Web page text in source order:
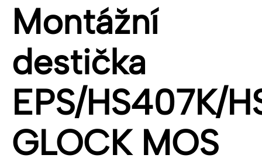
Montážní
destička
EPS/HS407K/
GLOCK MOS